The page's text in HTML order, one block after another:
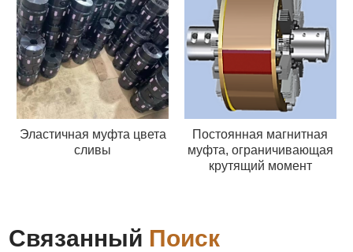
Эластичная муфта цвета
сливы
Постоянная магнитная
муфта, ограничивающая
крутящий момент
Связанный Поиск